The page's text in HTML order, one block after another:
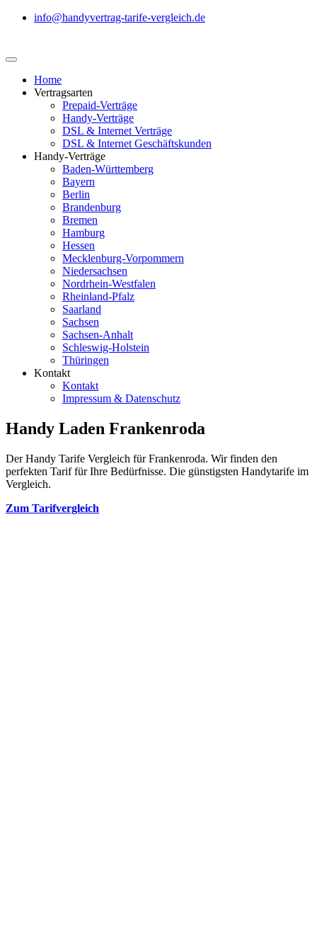
info@handyvertrag-tarife-vergleich.de
Home
Vertragsarten
Prepaid-Verträge
Handy-Verträge
DSL & Internet Verträge
DSL & Internet Geschäftskunden
Handy-Verträge
Baden-Württemberg
Bayern
Berlin
Brandenburg
Bremen
Hamburg
Hessen
Mecklenburg-Vorpommern
Niedersachsen
Nordrhein-Westfalen
Rheinland-Pfalz
Saarland
Sachsen
Sachsen-Anhalt
Schleswig-Holstein
Thüringen
Kontakt
Kontakt
Impressum & Datenschutz
Handy Laden Frankenroda
Der Handy Tarife Vergleich für Frankenroda. Wir finden den
perfekten Tarif für Ihre Bedürfnisse. Die günstigsten Handytarife im
Vergleich.
Zum Tarifvergleich